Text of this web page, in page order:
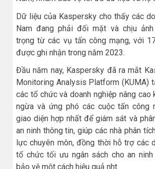
Dữ liệu của Kaspersky cho thấy các
Nam đang phải đối mặt và chịu
trọng từ các vụ tấn công mạng, với
được ghi nhận trong năm 2023.
Đầu năm nay, Kaspersky đã ra mắt
Monitoring Analysis Platform (KUMA)
các tổ chức và doanh nghiệp nâng cao
ngừa và ứng phó các cuộc tấn công
giao diện hợp nhất để giám sát và
an ninh thông tin, giúp các nhà phân
lực chuyên môn, đồng thời hỗ trợ các
tổ chức tối ưu ngân sách cho an
bảo vệ một cách hiệu quả nht.